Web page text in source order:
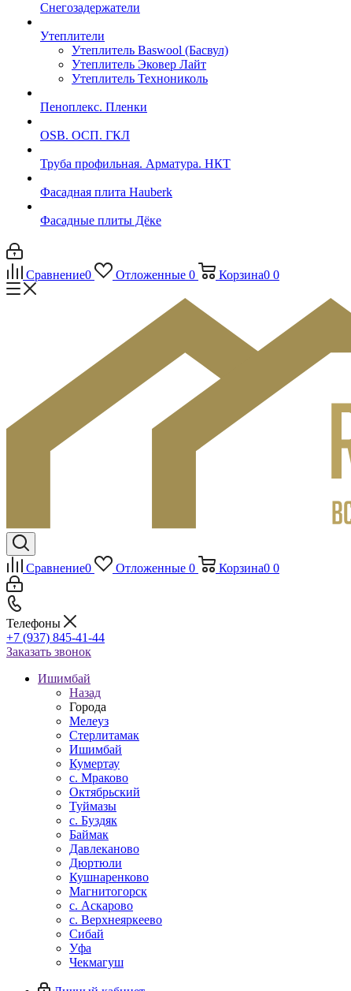
Снегозадержатели
Утеплители
Утеплитель Baswool (Басвул)
Утеплитель Эковер Лайт
Утеплитель Технониколь
Пеноплекс. Пленки
OSB. ОСП. ГКЛ
Труба профильная. Арматура. НКТ
Фасадная плита Hauberk
Фасадные плиты Дёке
Сравнение0 Отложенные 0 Корзина0 0
Сравнение0 Отложенные 0 Корзина0 0
Телефоны
+7 (937) 845-41-44
Заказать звонок
Ишимбай
Назад
Города
Мелеуз
Стерлитамак
Ишимбай
Кумертау
c. Мраково
Октябрьский
Туймазы
c. Буздяк
Баймак
Давлеканово
Дюртюли
Кушнаренково
Магнитогорск
с. Аскарово
с. Верхнеяркеево
Сибай
Уфа
Чекмагуш